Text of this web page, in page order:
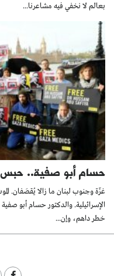
بعالم لا نخفي فيه مشاعرنا...
حسام أبو صفية.. حبس
غزّة وجنوب لبنان ما زالا يُقصَفان.
الإسرائيلية. والدكتور حسام أبو
خطر داهم، وإن...